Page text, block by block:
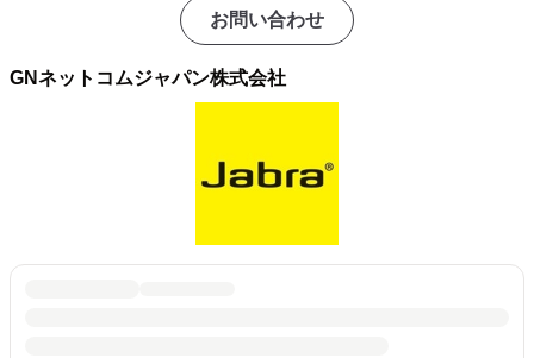
お問い合わせ
GNネットコムジャパン株式会社